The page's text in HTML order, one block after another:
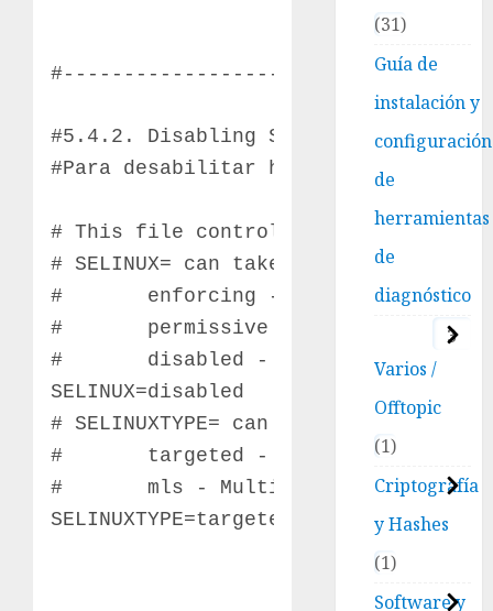
#5.4.2. Disabling SELinux
#Para desabilitar hay que poner la
# This file controls the state of
# SELINUX= can take one of these
#       enforcing - SELinux
#       permissive - SELinux
#       disabled - No SELinux
SELINUX=disabled
# SELINUXTYPE= can take one of
#       targeted - Targeted
#       mls - Multi Level Security
SELINUXTYPE=targeted
31
Guía de
instalación y
configuración
de
herramientas
de
diagnóstico
3
Varios /
Offtopic
1
Criptografía
y Hashes
1
Software y